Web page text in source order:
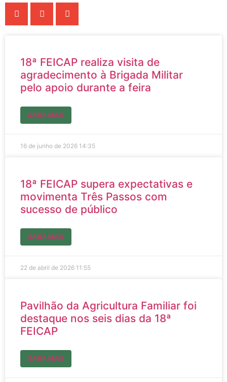
18ª FEICAP realiza visita de
agradecimento à Brigada Militar
pelo apoio durante a feira
SAIBA MAIS
16 de junho de 2026 14:35
18ª FEICAP supera expectativas e
movimenta Três Passos com
sucesso de público
SAIBA MAIS
22 de abril de 2026 11:55
Pavilhão da Agricultura Familiar foi
destaque nos seis dias da 18ª
FEICAP
SAIBA MAIS